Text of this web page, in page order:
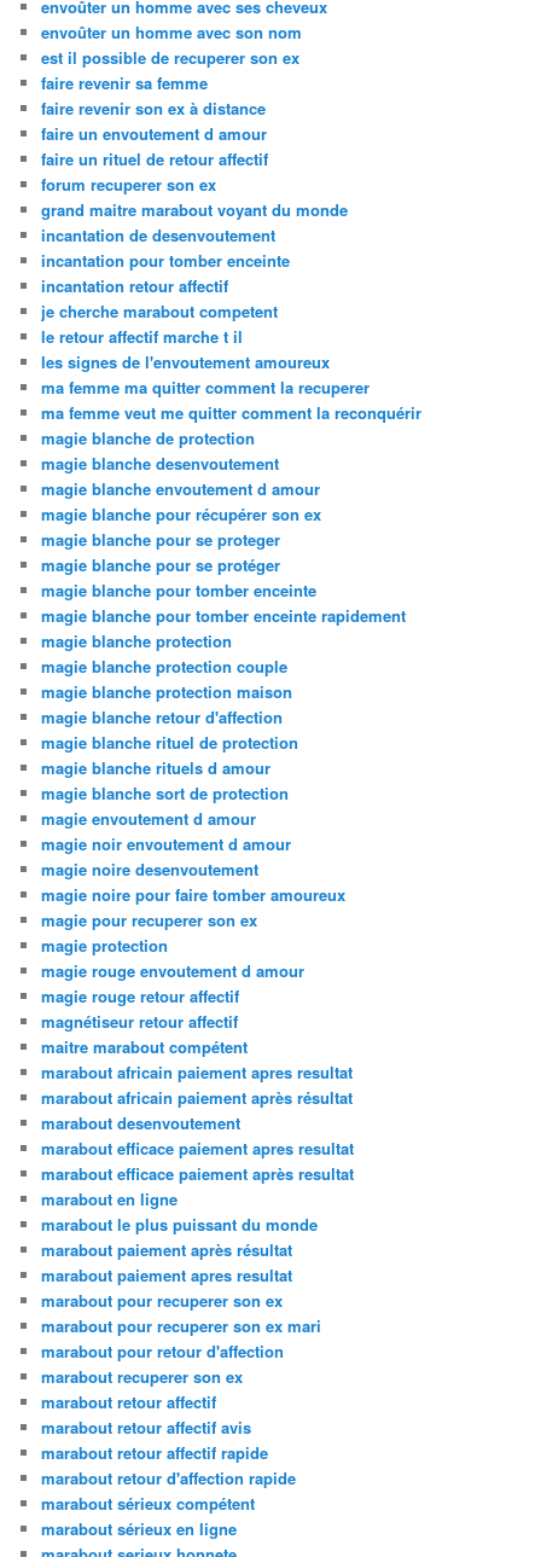
envoûter un homme avec ses cheveux
envoûter un homme avec son nom
est il possible de recuperer son ex
faire revenir sa femme
faire revenir son ex à distance
faire un envoutement d amour
faire un rituel de retour affectif
forum recuperer son ex
grand maitre marabout voyant du monde
incantation de desenvoutement
incantation pour tomber enceinte
incantation retour affectif
je cherche marabout competent
le retour affectif marche t il
les signes de l'envoutement amoureux
ma femme ma quitter comment la recuperer
ma femme veut me quitter comment la reconquérir
magie blanche de protection
magie blanche desenvoutement
magie blanche envoutement d amour
magie blanche pour récupérer son ex
magie blanche pour se proteger
magie blanche pour se protéger
magie blanche pour tomber enceinte
magie blanche pour tomber enceinte rapidement
magie blanche protection
magie blanche protection couple
magie blanche protection maison
magie blanche retour d'affection
magie blanche rituel de protection
magie blanche rituels d amour
magie blanche sort de protection
magie envoutement d amour
magie noir envoutement d amour
magie noire desenvoutement
magie noire pour faire tomber amoureux
magie pour recuperer son ex
magie protection
magie rouge envoutement d amour
magie rouge retour affectif
magnétiseur retour affectif
maitre marabout compétent
marabout africain paiement apres resultat
marabout africain paiement après résultat
marabout desenvoutement
marabout efficace paiement apres resultat
marabout efficace paiement après resultat
marabout en ligne
marabout le plus puissant du monde
marabout paiement après résultat
marabout paiement apres resultat
marabout pour recuperer son ex
marabout pour recuperer son ex mari
marabout pour retour d'affection
marabout recuperer son ex
marabout retour affectif
marabout retour affectif avis
marabout retour affectif rapide
marabout retour d'affection rapide
marabout sérieux compétent
marabout sérieux en ligne